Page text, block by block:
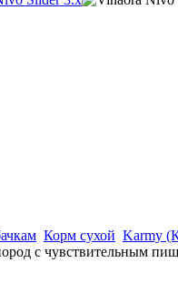
Корм сухой Karmy
с чувствительным